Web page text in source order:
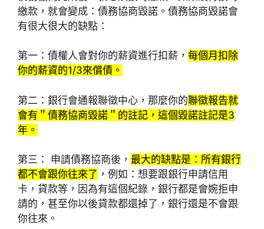
繳款，就會變成：債務協商毀諾。債務協商毀諾會
有很大很大的缺點：
第一：債權人會對你的薪資進行扣薪， 每個月扣除
你的薪資的1/3來償債。
第二：銀行會通報聯徵中心，那麼你的聯徵報告就
會有＂債務協商毀諾＂的註記，這個毀諾註記是3
年。
第三： 申請債務協商後， 最大的缺點是：所有銀行
都不會跟你往來了 ，例如：想要跟銀行申請信用
卡，貸款等，因為有這個紀錄，銀行都是會婉拒申
請的，甚至你以後貸款都還掉了，銀行還是不會跟
你往來。